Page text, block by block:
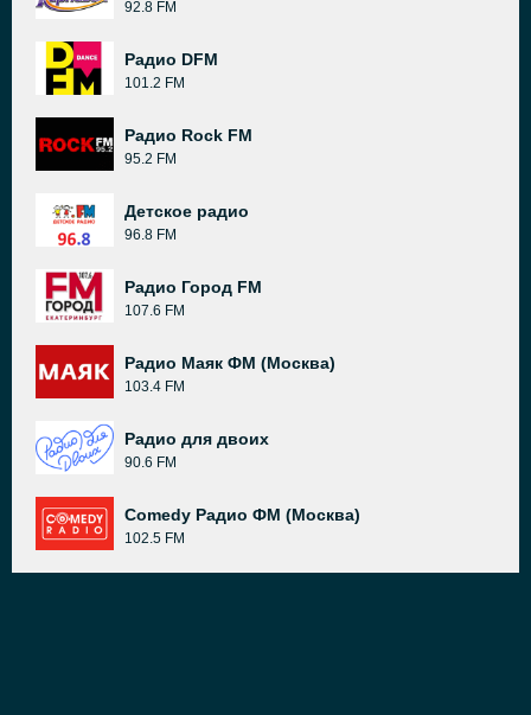
92.8 FM
Радио DFM
101.2 FM
Радио Rock FM
95.2 FM
Детское радио
96.8 FM
Радио Город FM
107.6 FM
Радио Маяк ФМ (Москва)
103.4 FM
Радио для двоих
90.6 FM
Comedy Радио ФМ (Москва)
102.5 FM